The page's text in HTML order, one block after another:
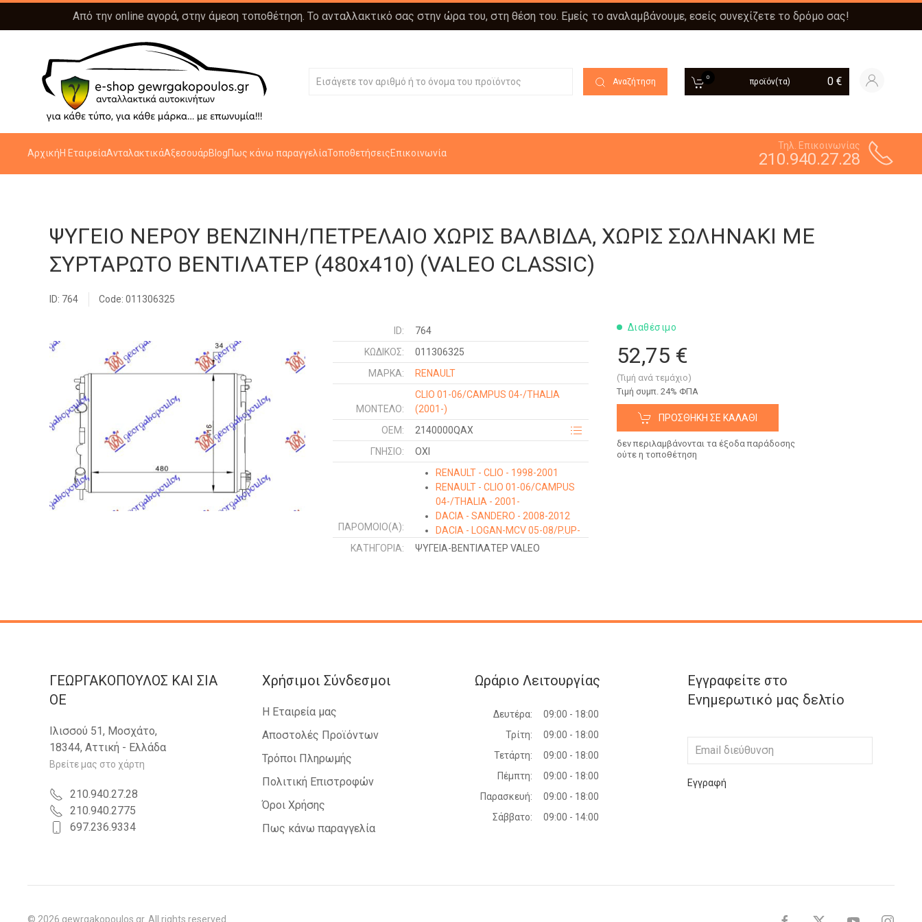
Από την online αγορά, στην άμεση τοποθέτηση. Το ανταλλακτικό σας στην ώρα του, στη θέση του. Εμείς το αναλαμβάνουμε, εσείς συνεχίζετε το δρόμο σας!
Αναζήτηση 0 προϊόν(τα) 0 €
ΑρχικήΗ ΕταιρείαΑνταλακτικάΑξεσουάρBlogΠως κάνω παραγγελίαΤοποθετήσειςΕπικοινωνία
Τηλ. Επικοινωνίας
210.940.27.28
ΨΥΓΕΙΟ ΝΕΡΟΥ ΒΕΝΖΙΝΗ/ΠΕΤΡΕΛΑΙΟ ΧΩΡΙΣ ΒΑΛΒΙΔΑ, ΧΩΡΙΣ ΣΩΛΗΝΑΚΙ ΜΕ
ΣΥΡΤΑΡΩΤΟ ΒΕΝΤΙΛΑΤΕΡ (480x410) (VALEO CLASSIC)
ID: 764 Code: 011306325
ID:
764
ΚΩΔΙΚΌΣ:
011306325
ΜΑΡΚΑ:
RENAULT
ΜΟΝΤΕΛΟ:
CLIO 01-06/CAMPUS 04-/THALIA
(2001-)
OEM:
2140000QAX
ΓΝΉΣΙΟ:
ΟΧΙ
ΠΑΡΌΜΟΙΟ(Α):
RENAULT - CLIO - 1998-2001
RENAULT - CLIO 01-06/CAMPUS
04-/THALIA - 2001-
DACIA - SANDERO - 2008-2012
DACIA - LOGAN-MCV 05-08/P.UP-
VAN - 2009-2012
ΚΑΤΗΓΟΡΊΑ: ΨΥΓΕΙΑ-ΒΕΝΤΙΛΑΤΕΡ VALEO
Διαθέσιμο
52,75 €
(Τιμή ανά τεμάχιο)
Tιμή συμπ. 24% ΦΠΑ
ΠΡΟΣΘΉΚΗ ΣΕ ΚΑΛΆΘΙ
δεν περιλαμβάνονται τα έξοδα παράδοσης
ούτε η τοποθέτηση
ΓΕΩΡΓΑΚΟΠΟΥΛΟΣ KAI ΣΙΑ
OE
Ιλισσού 51, Μοσχάτο,
18344, Αττική - Ελλάδα
Βρείτε μας στο χάρτη
210.940.27.28
210.940.2775
697.236.9334
Χρήσιμοι Σύνδεσμοι
Η Εταιρεία μας
Αποστολές Προϊόντων
Τρόποι Πληρωμής
Πολιτική Επιστροφών
Όροι Χρήσης
Πως κάνω παραγγελία
Ωράριο Λειτουργίας
Δευτέρα:
09:00 - 18:00
Τρίτη:
09:00 - 18:00
Τετάρτη:
09:00 - 18:00
Πέμπτη:
09:00 - 18:00
Παρασκευή:
09:00 - 18:00
Σάββατο:
09:00 - 14:00
Εγγραφείτε στο
Ενημερωτικό μας δελτίο
Εγγραφή
© 2026 gewrgakopoulos.gr. All rights reserved.